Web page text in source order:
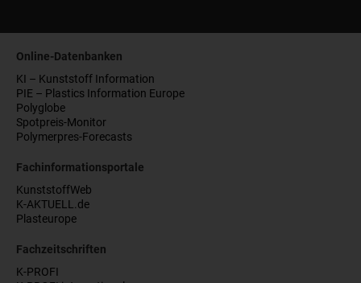
Online-Datenbanken
KI – Kunststoff Information
PIE – Plastics Information Europe
Polyglobe
Spotpreis-Monitor
Polymerpres-Forecasts
Fachinformationsportale
KunststoffWeb
K-AKTUELL.de
Plasteurope
Fachzeitschriften
K-PROFI